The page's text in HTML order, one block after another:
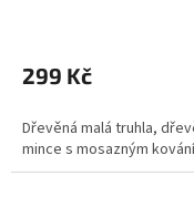
produktu
je
z
5
hvězdiček.
299 Kč
Dřevěná malá truhla,
mince s mosazným